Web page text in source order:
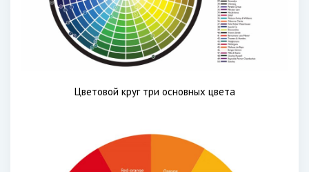
Цветовой круг три основных цвета